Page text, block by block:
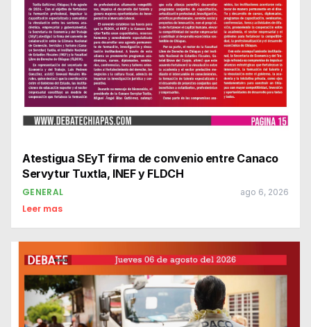
Atestigua SEyT firma de convenio entre Canaco
Servytur Tuxtla, INEF y FLDCH
GENERAL ago 6, 2026
Leer mas